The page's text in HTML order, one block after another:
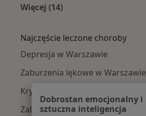
Więcej (14)
Najczęście leczone choroby
Depresja w Warszawie
Zaburzenia lękowe w Warszawie
Kryzys emocjonalny w Warszawie
Zaburzenia nastroju w Warszawie
Dobrostan emocjonalny i
sztuczna inteligencja